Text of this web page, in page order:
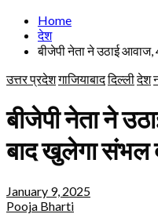
Home
देश
बीजेपी नेता ने उठाई
उत्तर प्रदेशगाजियाबाददिल्लीदेश
बीजेपी नेता ने
बाद खुलेगा संभल
January 9, 2025
Pooja Bharti